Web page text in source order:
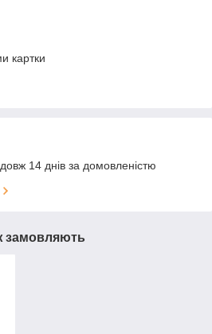
картки
14 днів за домовленістю
замовляють